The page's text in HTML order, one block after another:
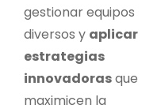
gestionar equipos
diversos y aplicar
estrategias
innovadorasque
maximicen la